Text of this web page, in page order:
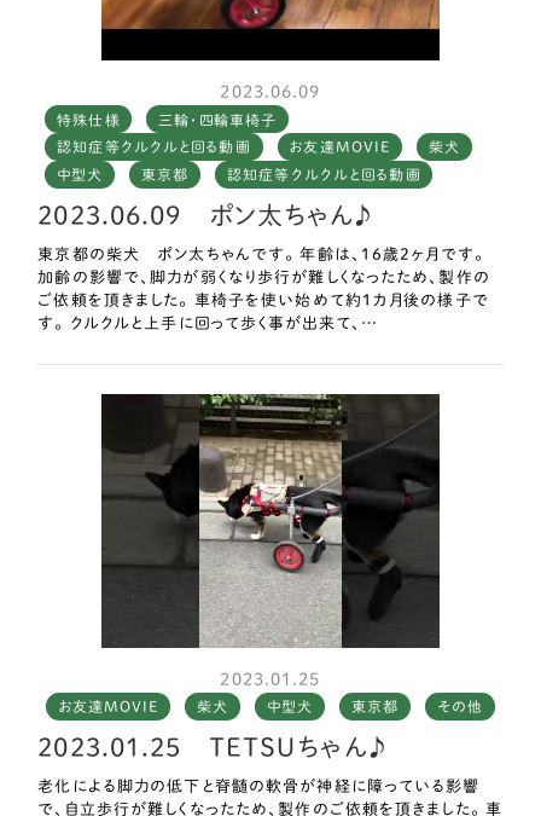
隅に引っかり、身動き取れない時だけ、クークー鳴いて知らせま
2023.06.09
特殊仕様
三輪・四輪車椅子
認知症等クルクルと回る動画
お友達MOVIE
柴犬
中型犬
東京都 認知症等クルクルと回る動画
2023.06.09 ポン太ちゃん♪
東京都の柴犬 ポン太ちゃんです。 年齢は、16歳2ヶ月です。
加齢の影響で、脚力が弱くなり歩行が難しくなったため、製作の
ご依頼を頂きました。 車椅子を使い始めて約1カ月後の様子で
す。 クルクルと上手に回って歩く事が出来て、…
2023.01.25
お友達MOVIE 柴犬 中型犬 東京都 その他
2023.01.25 ＴＥＴＳＵちゃん♪
老化による脚力の低下と脊髄の軟骨が神経に障っている影響
で、自立歩行が難しくなったため、製作のご依頼を頂きました。 車